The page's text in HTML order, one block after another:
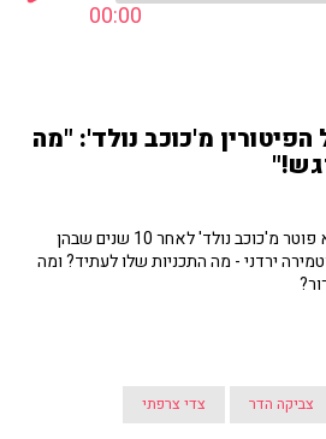
00:00
מ'כוכב נולד': "מה
השופט המודח מספר למה הוא פוטר מ'כוכב נולד' לאחר 10 שנים שבהן
ירדני - מה התכניות שלו לעתיד? ומה
צביקה הדר צדי צרפתי